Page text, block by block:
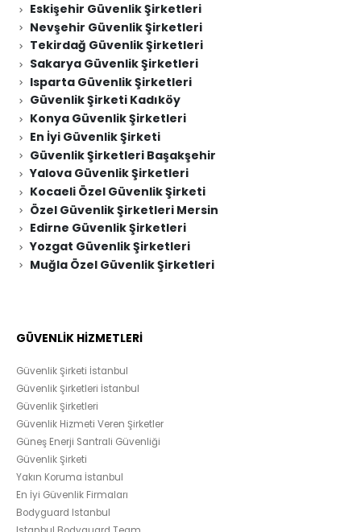
Eskişehir Güvenlik Şirketleri
Nevşehir Güvenlik Şirketleri
Tekirdağ Güvenlik Şirketleri
Sakarya Güvenlik Şirketleri
Isparta Güvenlik Şirketleri
Güvenlik Şirketi Kadıköy
Konya Güvenlik Şirketleri
En İyi Güvenlik Şirketi
Güvenlik Şirketleri Başakşehir
Yalova Güvenlik Şirketleri
Kocaeli Özel Güvenlik Şirketi
Özel Güvenlik Şirketleri Mersin
Edirne Güvenlik Şirketleri
Yozgat Güvenlik Şirketleri
Muğla Özel Güvenlik Şirketleri
GÜVENLİK HİZMETLERİ
Güvenlik Şirketi İstanbul
Güvenlik Şirketleri İstanbul
Güvenlik Şirketleri
Güvenlik Hizmeti Veren Şirketler
Güneş Enerji Santrali Güvenliği
Güvenlik Şirketi
Yakın Koruma İstanbul
En İyi Güvenlik Firmaları
Bodyguard Istanbul